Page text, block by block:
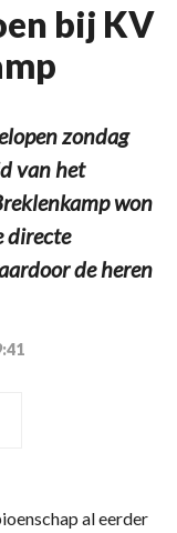
bij KV
zondag
van het
won
directe
de heren
al eerder